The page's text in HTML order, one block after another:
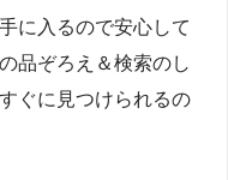
に入るので安心して
品ぞろえ＆検索のし
ぐに見つけられるの